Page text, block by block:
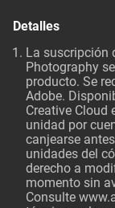
Detalles
La suscripción
Photography
producto. Se
Adobe.
Creative Cloud
unidad por
canjearse
unidades del
derecho a
momento sin
Consulte